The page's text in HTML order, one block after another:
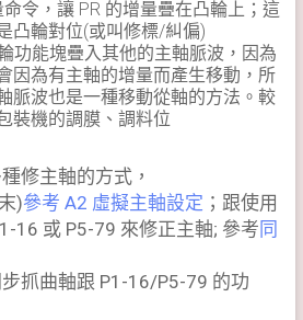
令，讓 PR 的增量疊在凸輪上；這
凸輪對位(或叫修標/糾偏)
功能塊疊入其他的主軸脈波，因為
因為有主軸的增量而產生移動，所
脈波也是一種移動從軸的方法。較
裝機的調膜、調料位
修主軸的方式，
)參考 A2 虛擬主軸設定 ；跟使用
16 或 P5-79 來修正主軸; 參考同
抓曲軸跟 P1-16/P5-79 的功